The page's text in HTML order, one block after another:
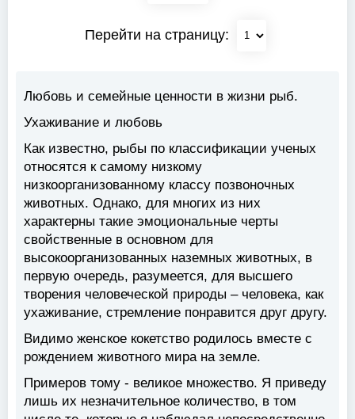
Перейти на страницу:
Любовь и семейные ценности в жизни рыб.
Ухаживание и любовь
Как известно, рыбы по классификации ученых
относятся к самому низкому
низкоорганизованному классу позвоночных
животных. Однако, для многих из них
характерны такие эмоциональные черты
свойственные в основном для
высокоорганизованных наземных животных, в
первую очередь, разумеется, для высшего
творения человеческой природы – человека, как
ухаживание, стремление понравится друг другу.
Видимо женское кокетство родилось вместе с
рождением животного мира на земле.
Примеров тому - великое множество. Я приведу
лишь их незначительное количество, в том